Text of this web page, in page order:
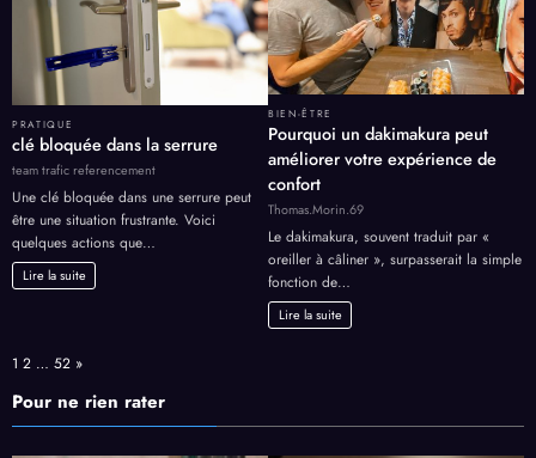
PRATIQUE
clé bloquée dans la serrure
team trafic referencement
Une clé bloquée dans une serrure peut
être une situation frustrante. Voici
quelques actions que…
Lire la suite
BIEN-ÊTRE
Pourquoi un dakimakura peut
améliorer votre expérience de
confort
Thomas.Morin.69
Le dakimakura, souvent traduit par «
oreiller à câliner », surpasserait la simple
fonction de…
Lire la suite
Page:
1 2 … 52 Next
»
Pour ne rien rater